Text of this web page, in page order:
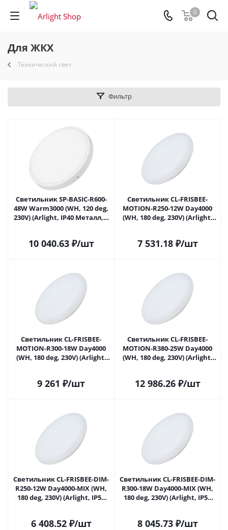
0
Для ЖКХ
Технический свет
Фильтр
Светильник SP-BASIC-R600-
48W Warm3000 (WH, 120 deg,
230V) (Arlight, IP40 Металл, 3
10 040.63₽/шт
Светильник CL-FRISBEE-
MOTION-R250-12W Day4000
(WH, 180 deg, 230V) (Arlight,
7 531.18₽/шт
Светильник CL-FRISBEE-
MOTION-R300-18W Day4000
(WH, 180 deg, 230V) (Arlight,
9 261 ₽/шт
Светильник CL-FRISBEE-
MOTION-R380-25W Day4000
(WH, 180 deg, 230V) (Arlight,
12 986.26₽/шт
Светильник CL-FRISBEE-DIM-
R250-12W Day4000-MIX (WH,
180 deg, 230V) (Arlight, IP54
6 408.52₽/шт
Светильник CL-FRISBEE-DIM-
R300-18W Day4000-MIX (WH,
180 deg, 230V) (Arlight, IP54
8 045.73₽/шт